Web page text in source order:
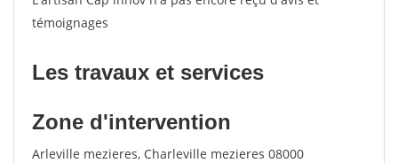
témoignages
Les travaux et services
Zone d'intervention
Arleville mezieres, Charleville mezieres 08000